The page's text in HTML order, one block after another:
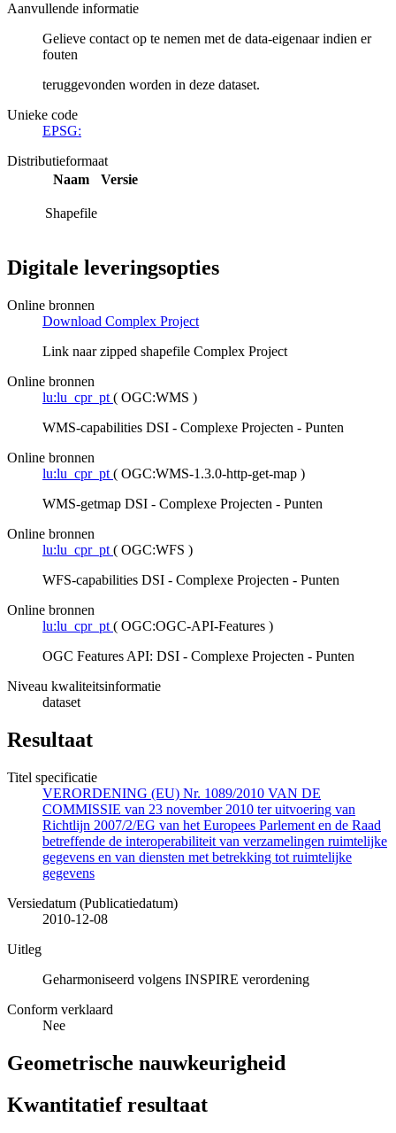
Aanvullende informatie
Gelieve contact op te nemen met de data-eigenaar indien er
fouten
teruggevonden worden in deze dataset.
Unieke code
EPSG:
Distributieformaat
Naam
Versie
Shapefile
Digitale leveringsopties
Online bronnen
Download Complex Project
Link naar zipped shapefile Complex Project
Online bronnen
lu:lu_cpr_pt ( OGC:WMS )
WMS-capabilities DSI - Complexe Projecten - Punten
Online bronnen
lu:lu_cpr_pt ( OGC:WMS-1.3.0-http-get-map )
WMS-getmap DSI - Complexe Projecten - Punten
Online bronnen
lu:lu_cpr_pt ( OGC:WFS )
WFS-capabilities DSI - Complexe Projecten - Punten
Online bronnen
lu:lu_cpr_pt ( OGC:OGC-API-Features )
OGC Features API: DSI - Complexe Projecten - Punten
Niveau kwaliteitsinformatie
dataset
Resultaat
Titel specificatie
VERORDENING (EU) Nr. 1089/2010 VAN DE
COMMISSIE van 23 november 2010 ter uitvoering van
Richtlijn 2007/2/EG van het Europees Parlement en de Raad
betreffende de interoperabiliteit van verzamelingen ruimtelijke
gegevens en van diensten met betrekking tot ruimtelijke
gegevens
Versiedatum (Publicatiedatum)
2010-12-08
Uitleg
Geharmoniseerd volgens INSPIRE verordening
Conform verklaard
Nee
Geometrische nauwkeurigheid
Kwantitatief resultaat